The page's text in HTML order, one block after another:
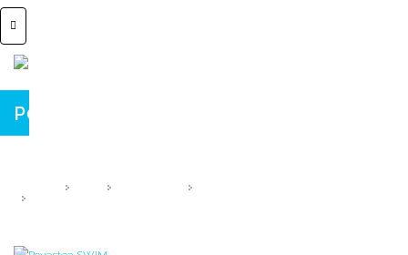
P⊕vestea merge mai departe…